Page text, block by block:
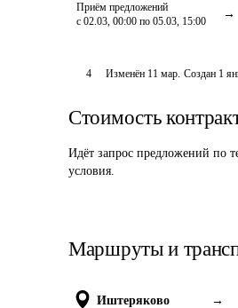
Приём предложений
с 02.03, 00:00 по 05.03, 15:00
4 Изменён 11 мар. Создан 1
Стоимость
Идёт запрос предложений по
условия.
Маршруты и
Иштеряково →